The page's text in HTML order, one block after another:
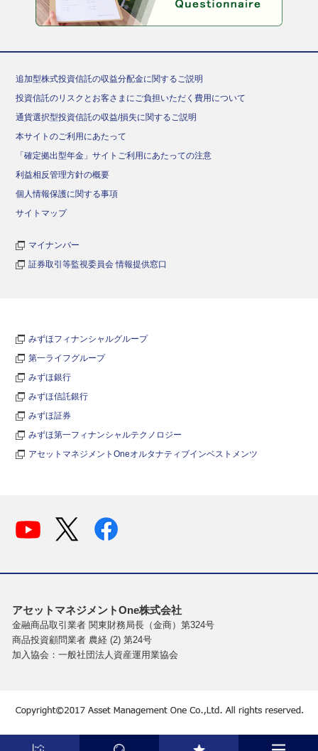
追加型株式投資信託の収益分配金に関するご説明
投資信託のリスクとお客さまにご負担いただく費用について
通貨選択型投資信託の収益/損失に関するご説明
本サイトのご利用にあたって
「確定拠出型年金」サイトご利用にあたっての注意
利益相反管理方針の概要
個人情報保護に関する事項
サイトマップ
マイナンバー
証券取引等監視委員会 情報提供窓口
みずほフィナンシャルグループ
第一ライフグループ
みずほ銀行
みずほ信託銀行
みずほ証券
みずほ第一フィナンシャルテクノロジー
アセットマネジメントOneオルタナティブインベストメンツ
アセットマネジメントOne株式会社
金融商品取引業者 関東財務局長（金商）第324号
商品投資顧問業者 農経 (2) 第24号
加入協会：一般社団法人資産運用業協会